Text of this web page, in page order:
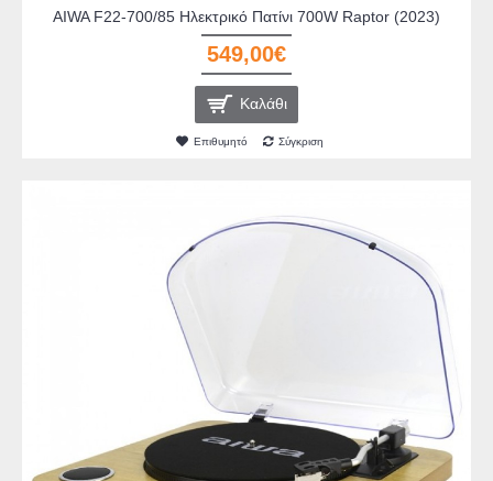
AIWA F22-700/85 Ηλεκτρικό Πατίνι 700W Raptor (2023)
549,00€
Καλάθι
Επιθυμητό Σύγκριση